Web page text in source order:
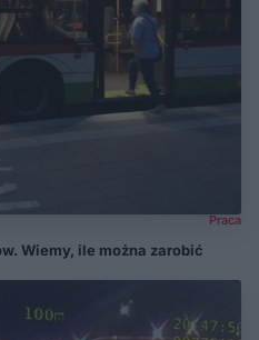
Praca
Wiemy, ile można zarobić